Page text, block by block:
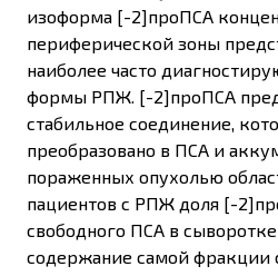
изоформа [-2]проПСА
периферической зоны
наиболее часто
формы РПЖ. [-2]проПСА
стабильное соединение,
преобразовано в ПСА и
пораженных опухолью
пациентов с РПЖ доля [-
свободного ПСА в сыворотке
содержание самой фракции